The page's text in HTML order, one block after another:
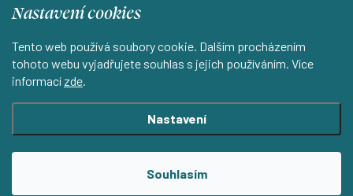
Nastavení cookies
Tento web používá soubory cookie. Dalším procházením
tohoto webu vyjadřujete souhlas s jejich používáním. Více
informací zde.
Nastavení
Souhlasím
Instagram
Shoptet.cz KantorStudio.cz
Upravit nastavení cookies